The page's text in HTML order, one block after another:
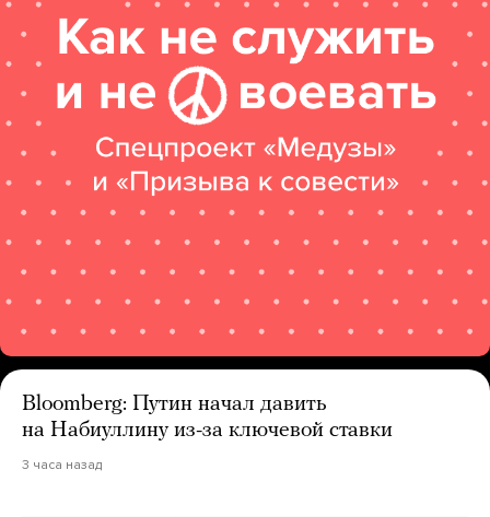
Bloomberg: Путин начал давить
на Набиуллину из-за ключевой ставки
3 часа назад